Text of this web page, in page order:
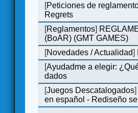
[Peticiones de
Regrets
[Reglamentos]
(BoAR) (GMT GAMES)
[Novedades / Actualidad]
[Ayudadme a elegir:
dados
[Juegos Descatalogados]
en español - Rediseño